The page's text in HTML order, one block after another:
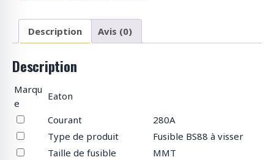
Description Avis (0)
Description
Marqu
e
Eaton
Courant
280A
Type de produit
Fusible BS88 à visser
Taille de fusible
MMT